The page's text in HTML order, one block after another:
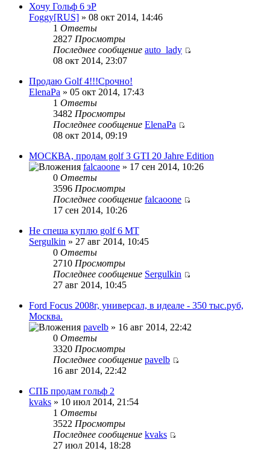
Хочу Гольф 6 эР
Foggy[RUS] » 08 окт 2014, 14:46
1 Ответы
2827 Просмотры
Последнее сообщение auto_lady
08 окт 2014, 23:07
Продаю Golf 4!!!Срочно!
ElenaPa » 05 окт 2014, 17:43
1 Ответы
3482 Просмотры
Последнее сообщение ElenaPa
08 окт 2014, 09:19
МОСКВА, продам golf 3 GTI 20 Jahre Edition
falcaoone » 17 сен 2014, 10:26
0 Ответы
3596 Просмотры
Последнее сообщение falcaoone
17 сен 2014, 10:26
Не спеша куплю golf 6 MT
Sergulkin » 27 авг 2014, 10:45
0 Ответы
2710 Просмотры
Последнее сообщение Sergulkin
27 авг 2014, 10:45
Ford Focus 2008г, универсал, в идеале - 350 тыс.руб,
Москва.
pavelb » 16 авг 2014, 22:42
0 Ответы
3320 Просмотры
Последнее сообщение pavelb
16 авг 2014, 22:42
СПБ продам гольф 2
kvaks » 10 июл 2014, 21:54
1 Ответы
3522 Просмотры
Последнее сообщение kvaks
27 июл 2014, 18:28